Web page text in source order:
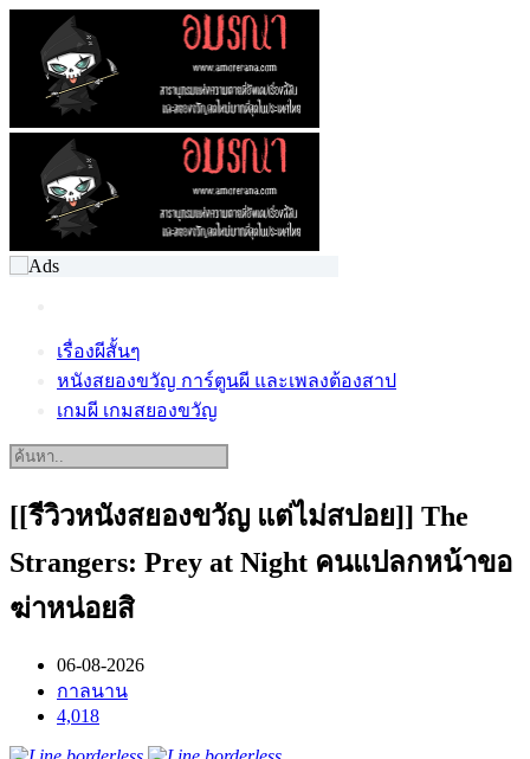
เรื่องผีสั้นๆ
หนังสยองขวัญ การ์ตูนผี และเพลงต้องสาป
เกมผี เกมสยองขวัญ
[[รีวิวหนังสยองขวัญ แต่ไม่สปอย]] The
Strangers: Prey at Night คนแปลกหน้าขอ
ฆ่าหน่อยสิ
06-08-2026
กาลนาน
4,018